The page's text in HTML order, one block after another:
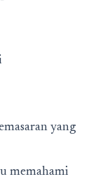
yang
memahami